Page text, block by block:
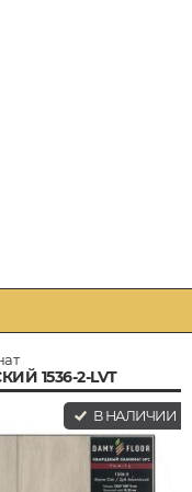
1536-2-LVT
В НАЛИЧИИ